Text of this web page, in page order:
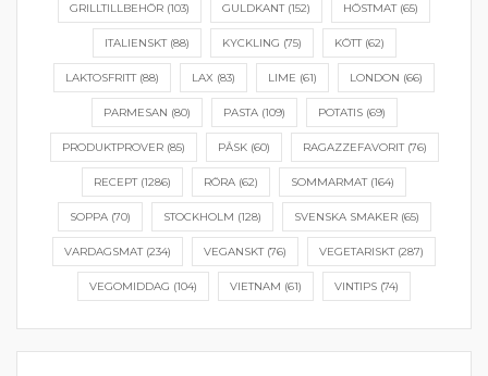
GRILLTILLBEHÖR (103) GULDKANT(152) HÖSTMAT(65)
ITALIENSKT(88) KYCKLING (75) KÖTT(62)
LAKTOSFRITT(88) LAX (83) LIME (61) LONDON (66)
PARMESAN (80) PASTA(109) POTATIS(69)
PRODUKTPROVER(85) PÅSK(60) RAGAZZEFAVORIT(76)
RECEPT(1286) RÖRA (62) SOMMARMAT(164)
SOPPA(70) STOCKHOLM (128) SVENSKA SMAKER(65)
VARDAGSMAT(234) VEGANSKT(76) VEGETARISKT(287)
VEGOMIDDAG (104) VIETNAM (61) VINTIPS (74)